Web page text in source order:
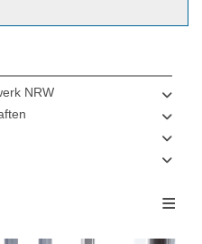
NRW